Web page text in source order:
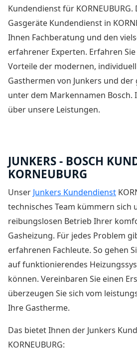
Kundendienst für KORNEUBURG.
Gasgeräte Kundendienst in
Ihnen Fachberatung und den
erfahrener Experten. Erfahren
Vorteile der modernen,
Gasthermen von Junkers und der
unter dem Markennamen Bosch.
über unsere Leistungen.
JUNKERS - BOSCH
KORNEUBURG
Unser Junkers Kundendienst
technisches Team kümmern sich
reibungslosen Betrieb Ihrer
Gasheizung. Für jedes Problem
erfahrenen Fachleute. So gehen
auf funktionierendes
können. Vereinbaren Sie einen
überzeugen Sie sich vom
Ihre Gastherme.
Das bietet Ihnen der Junkers
KORNEUBURG: